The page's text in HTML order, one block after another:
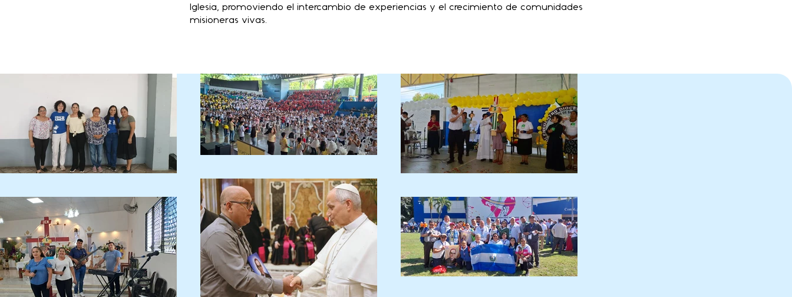
Iglesia, promoviendo el intercambio de experiencias y el crecimiento de comunidades
misioneras vivas.